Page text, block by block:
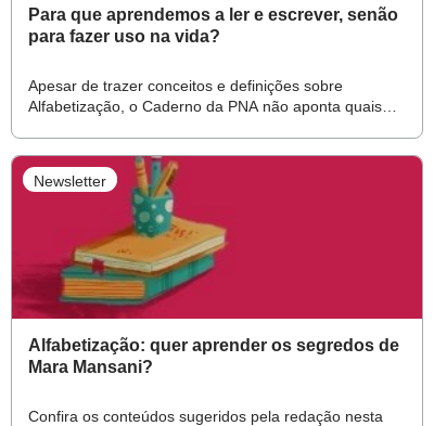
Para que aprendemos a ler e escrever, senão
para fazer uso na vida?
Apesar de trazer conceitos e definições sobre
Alfabetização, o Caderno da PNA não aponta quais
Newsletter
Alfabetização: quer aprender os segredos de
Mara Mansani?
Confira os conteúdos sugeridos pela redação nesta